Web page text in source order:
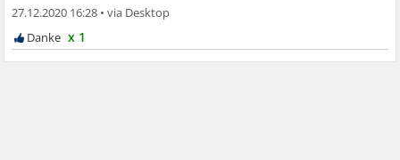
27.12.2020 16:28 •
x 1